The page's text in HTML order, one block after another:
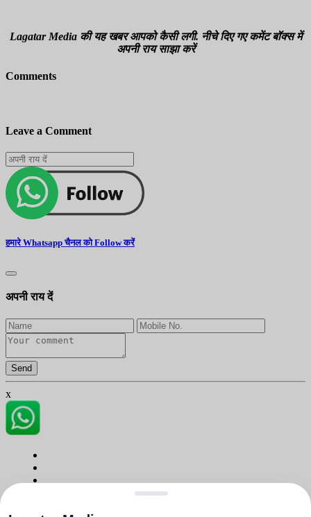
Lagatar Media की यह खबर आपको कैसी लगी. नीचे दिए गए कमेंट बॉक्स में
अपनी राय साझा करें
Comments
Leave a Comment
हमारे Whatsapp चैनल को Follow करें
अपनी राय दें
Send
x